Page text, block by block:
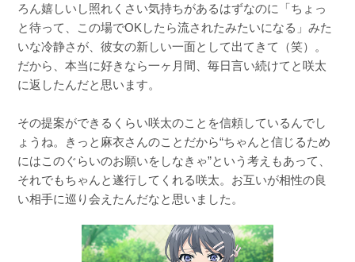
ろん嬉しいし照れくさい気持ちがあるはずなのに「ちょっ
と待って、この場でOKしたら流されたみたいになる」みた
いな冷静さが、彼女の新しい一面として出てきて（笑）。
だから、本当に好きなら一ヶ月間、毎日言い続けてと咲太
に返したんだと思います。
その提案ができるくらい咲太のことを信頼しているんでし
ょうね。きっと麻衣さんのことだから“ちゃんと信じるため
にはこのぐらいのお願いをしなきゃ”という考えもあって、
それでもちゃんと遂行してくれる咲太。お互いが相性の良
い相手に巡り会えたんだなと思いました。